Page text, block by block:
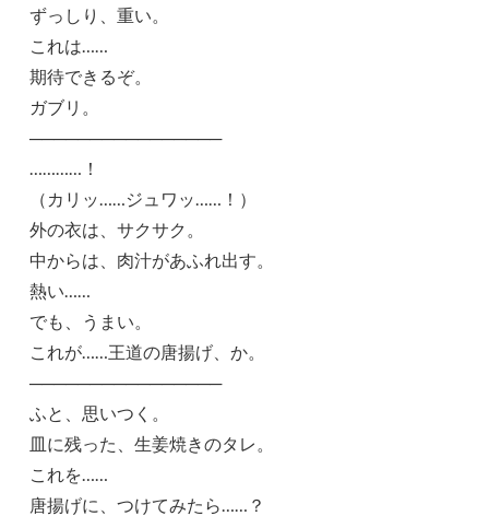
ずっしり、重い。
これは……
期待できるぞ。
ガブリ。
────────────────
…………！
（カリッ……ジュワッ……！）
外の衣は、サクサク。
中からは、肉汁があふれ出す。
熱い……
でも、うまい。
これが……王道の唐揚げ、か。
────────────────
ふと、思いつく。
皿に残った、生姜焼きのタレ。
これを……
唐揚げに、つけてみたら……？